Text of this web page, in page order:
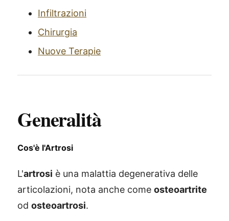
Infiltrazioni
Chirurgia
Nuove Terapie
Generalità
Cos'è l'Artrosi
L'artrosi è una malattia degenerativa delle
articolazioni, nota anche come osteoartrite
od osteoartrosi.